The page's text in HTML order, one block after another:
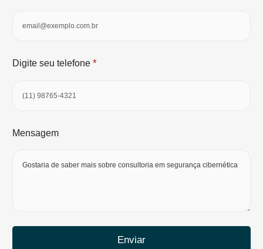
Digite seu telefone *
Mensagem
Enviar